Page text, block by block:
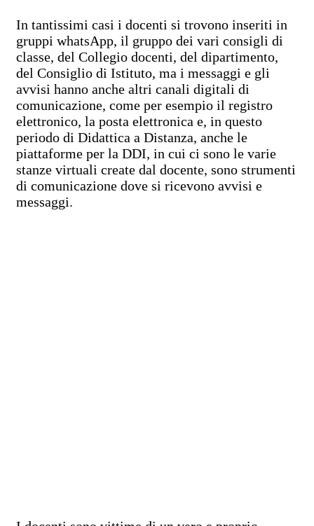
In tantissimi casi i docenti si trovono inseriti in
gruppi whatsApp, il gruppo dei vari consigli di
classe, del Collegio docenti, del dipartimento,
del Consiglio di Istituto, ma i messaggi e gli
avvisi hanno anche altri canali digitali di
comunicazione, come per esempio il registro
elettronico, la posta elettronica e, in questo
periodo di Didattica a Distanza, anche le
piattaforme per la DDI, in cui ci sono le varie
stanze virtuali create dal docente, sono strumenti
di comunicazione dove si ricevono avvisi e
messaggi.